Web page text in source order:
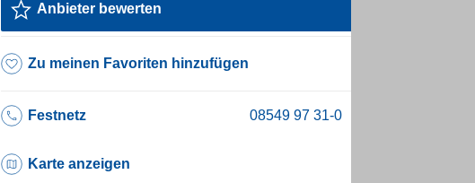
Anbieter bewerten
Zu meinen Favoriten hinzufügen
Festnetz
Karte anzeigen